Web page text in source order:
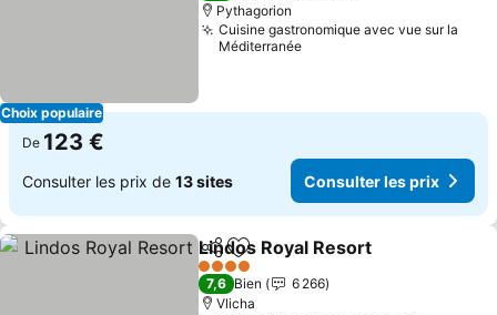
Choix populaire
Pythagorion
Cuisine gastronomique avec vue sur la
Méditerranée
De 123 €
Consulter les prix de 13 sites Consulter les prix
PartagerAjouter à mes favoris
Lindos Royal Resort
4 Étoiles
7,6 Bien
6 266
Vlicha